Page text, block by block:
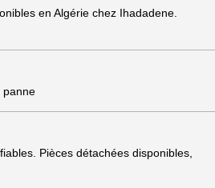
en Algérie chez Ihadadene.
panne
Pièces détachées disponibles,